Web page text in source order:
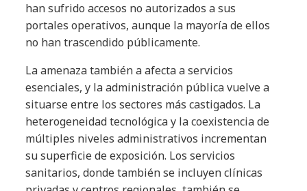
han sufrido accesos no autorizados a sus
portales operativos, aunque la mayoría de ellos
no han trascendido públicamente.
La amenaza también a afecta a servicios
esenciales, y la administración pública vuelve a
situarse entre los sectores más castigados. La
heterogeneidad tecnológica y la coexistencia de
múltiples niveles administrativos incrementan
su superficie de exposición. Los servicios
sanitarios, donde también se incluyen clínicas